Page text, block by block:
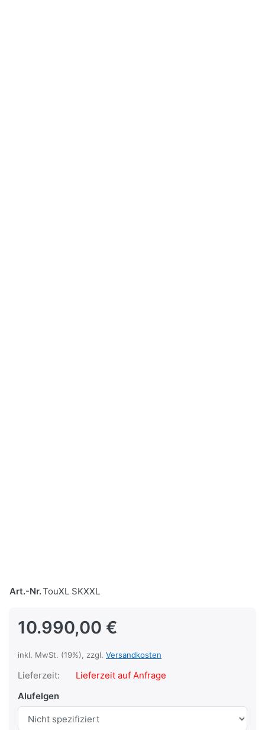
Art.-Nr.TouXL SKXXL
10.990,00 €
inkl. MwSt. (19%), zzgl. Versandkosten
Lieferzeit:
Lieferzeit auf Anfrage
Alufelgen